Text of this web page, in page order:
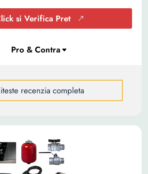
si Verifica Pret
recenzia completa